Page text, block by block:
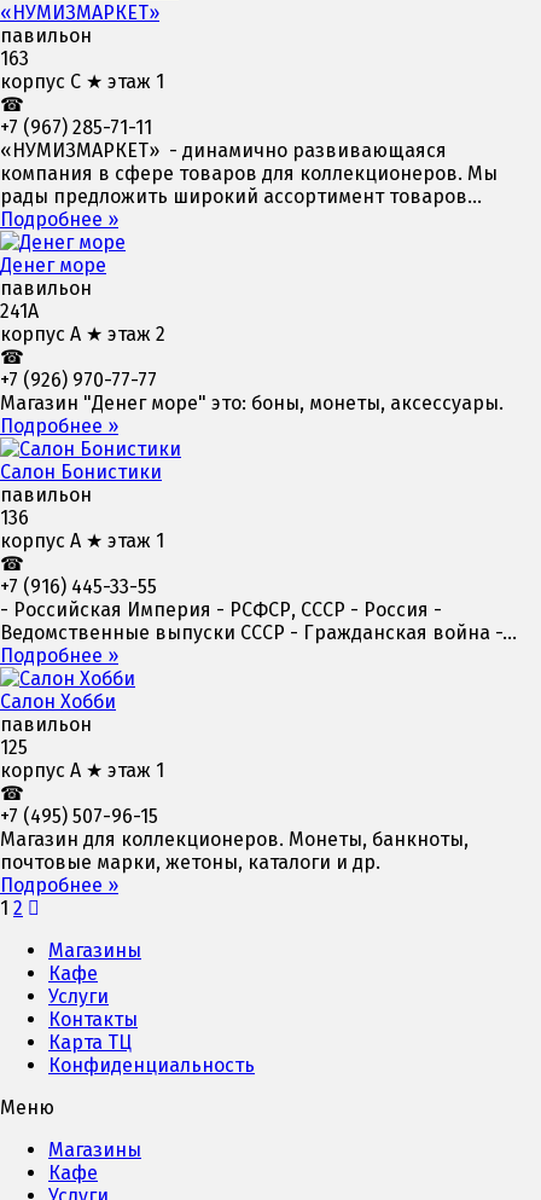
«НУМИЗМАРКЕТ»
павильон
163
корпус С ★ этаж 1
☎
+7 (967) 285-71-11
«НУМИЗМАРКЕТ» - динамично развивающаяся
компания в сфере товаров для коллекционеров. Мы
рады предложить широкий ассортимент товаров...
Подробнее »
Денег море
павильон
241А
корпус А ★ этаж 2
☎
+7 (926) 970-77-77
Магазин "Денег море" это: боны, монеты, аксессуары.
Подробнее »
Салон Бонистики
павильон
136
корпус А ★ этаж 1
☎
+7 (916) 445-33-55
- Российская Империя - РСФСР, СССР - Россия -
Ведомственные выпуски СССР - Гражданская война -...
Подробнее »
Салон Хобби
павильон
125
корпус А ★ этаж 1
☎
+7 (495) 507-96-15
Магазин для коллекционеров. Монеты, банкноты,
почтовые марки, жетоны, каталоги и др.
Подробнее »
Навигация
по
записям
1 2
Магазины
Кафе
Услуги
Контакты
Карта ТЦ
Конфиденциальность
Меню
Магазины
Кафе